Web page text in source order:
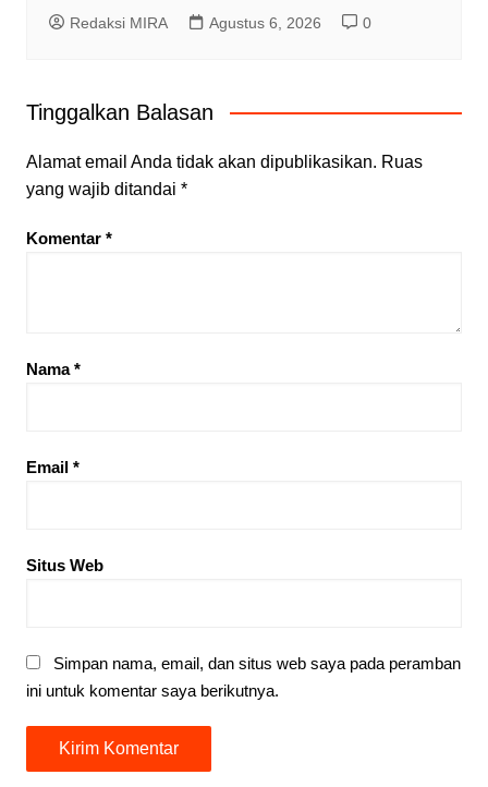
Redaksi MIRA Agustus 6, 2026 0
Tinggalkan Balasan
Alamat email Anda tidak akan dipublikasikan. Ruas
yang wajib ditandai *
Komentar *
Nama*
Email *
Situs Web
Simpan nama, email, dan situs web saya pada peramban
ini untuk komentar saya berikutnya.